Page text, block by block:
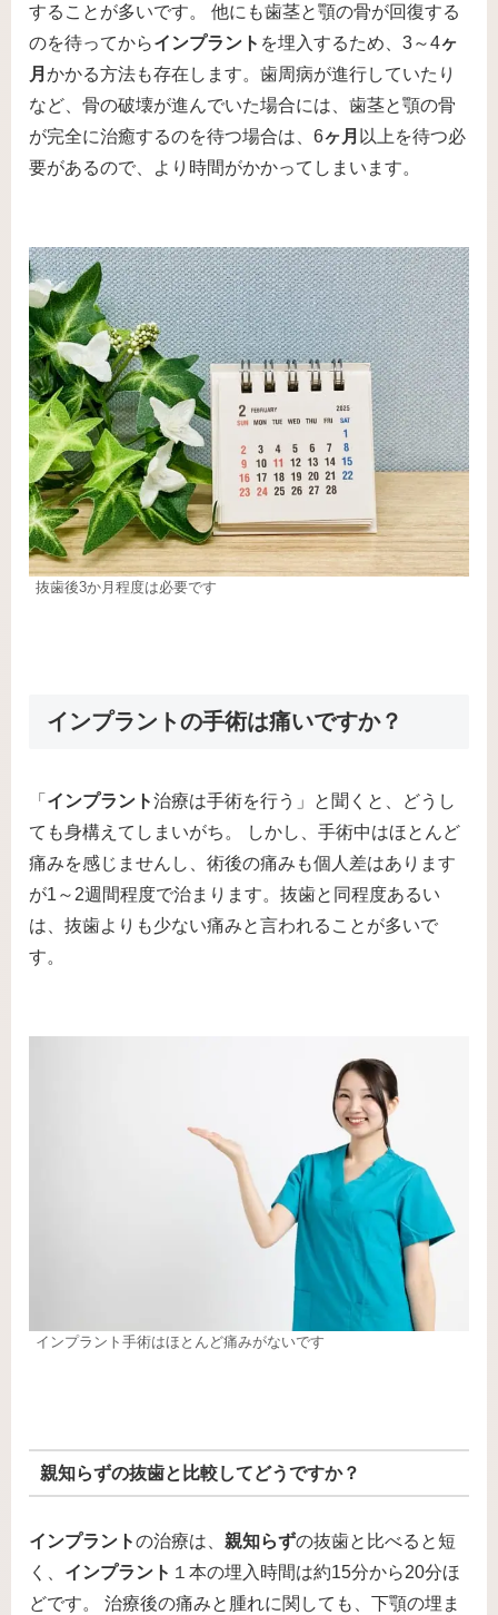
することが多いです。 他にも歯茎と顎の骨が回復する
のを待ってからインプラント を埋入するため、3～4ヶ
月 かかる方法も存在します。歯周病が進行していたり
など、骨の破壊が進んでいた場合には、歯茎と顎の骨
が完全に治癒するのを待つ場合は、6ヶ月 以上を待つ必
要があるので、より時間がかかってしまいます。
抜歯後3か月程度は必要です
インプラントの手術は痛いですか？
「 インプラント治療は手術を行う」と聞くと、どうし
ても身構えてしまいがち。 しかし、手術中はほとんど
痛みを感じませんし、術後の痛みも個人差はあります
が1～2週間程度で治まります。抜歯と同程度あるい
は、抜歯よりも少ない痛みと言われることが多いで
す。
インプラント手術はほとんど痛みがないです
親知らずの抜歯と比較してどうですか？
インプラントの治療は、 親知らずの抜歯と比べると短
く、 インプラント １本の埋入時間は約15分から20分ほ
どです。 治療後の痛みと腫れに関しても、下顎の埋ま